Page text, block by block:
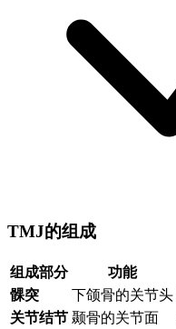
TMJ的组成
组成部分 功能
髁突
下颌骨的关节头
关节结节 颞骨的关节面